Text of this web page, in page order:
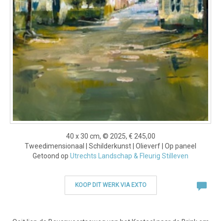
40 x 30 cm, © 2025, € 245,00
Tweedimensionaal | Schilderkunst | Olieverf | Op paneel
Getoond op Utrechts Landschap & Fleurig Stilleven
KOOP DIT WERK VIA EXTO